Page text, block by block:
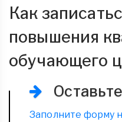
Как
повышения
обучающего
Заполните форму